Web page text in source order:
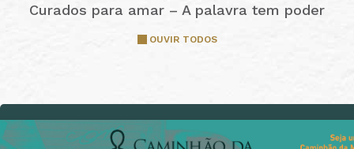
Curados para amar – A palavra tem poder
OUVIR TODOS